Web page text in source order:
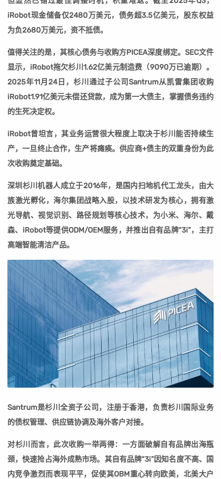
iRobot现金储备仅2480万美元，债务超3.5亿美元，股东权益
为负2680万美元，资不抵债。
值得关注的是，其核心债务与收购方PICEA深度绑定。SEC文件
显示，iRobot拖欠杉川1.62亿美元制造费（9090万已逾期）。
2025年11月24日，杉川通过子公司Santrum从凯雷集团收购
iRobot1.91亿美元未偿还贷款，成为第一大债主，掌握债务违约
的生死决定权。
iRobot曾坦言，其业务运营很大程度上取决于杉川能否持续生
产，一旦终止合作，生产将瘫痪。供应商+债主的双重身份为此
次收购奠定基础。
深圳杉川机器人成立于2016年，是国内扫地机代工龙头，由大
族激光孵化，海尔集团战略入股，以技术研发为核心，拥有激
光导航、视觉识别、路径规划等核心技术，为小米、海尔、戴
森、iRobot等提供ODM/OEM服务，并推出自有品牌“3i”，主打
高端智能清洁产品。
Santrum是杉川全资子公司，注册于香港，负责杉川国际业务
的债权管理、供应链协调及海外客户对接。
对杉川而言，此次收购一举两得：一方面破解自有品牌出海瓶
颈，快速抢占海外成熟市场。其自有品牌“3i”因知名度不高、国
内竞争激烈而表现平平，促使其OBM重心转向欧美，北美大户